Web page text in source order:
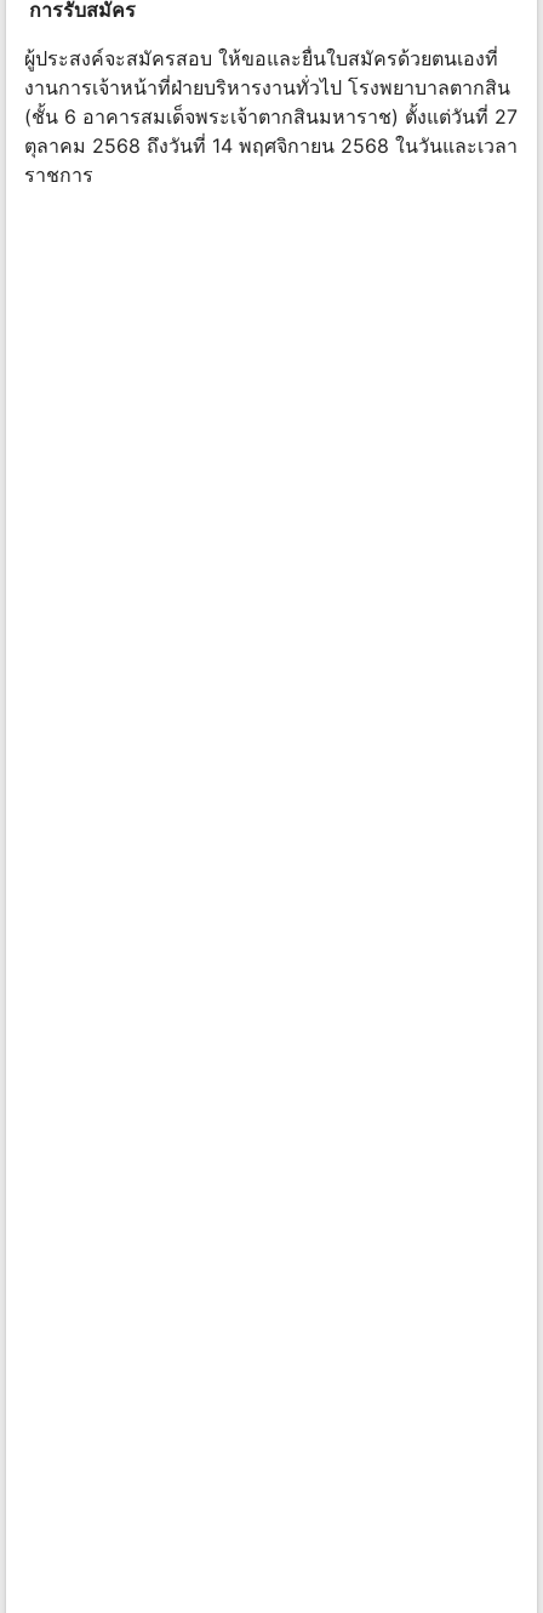
การรับสมัคร
ผู้ประสงค์จะสมัครสอบ ให้ขอและยื่นใบสมัครด้วยตนเองที่
งานการเจ้าหน้าที่ฝ่ายบริหารงานทั่วไป โรงพยาบาลตากสิน
(ชั้น 6 อาคารสมเด็จพระเจ้าตากสินมหาราช) ตั้งแต่วันที่ 27
ตุลาคม 2568 ถึงวันที่ 14 พฤศจิกายน 2568 ในวันและเวลา
ราชการ